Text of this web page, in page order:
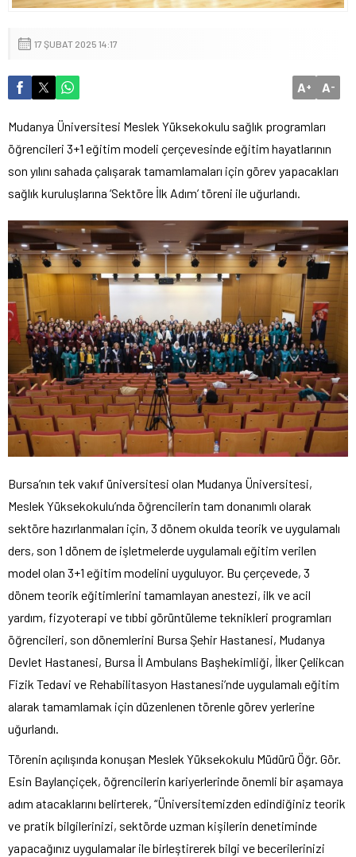
17 ŞUBAT 2025 14:17
A+ A-
Mudanya Üniversitesi Meslek Yüksekokulu sağlık programları
öğrencileri 3+1 eğitim modeli çerçevesinde eğitim hayatlarının
son yılını sahada çalışarak tamamlamaları için görev yapacakları
sağlık kuruluşlarına ‘Sektöre İlk Adım’ töreni ile uğurlandı.
Bursa’nın tek vakıf üniversitesi olan Mudanya Üniversitesi,
Meslek Yüksekokulu’nda öğrencilerin tam donanımlı olarak
sektöre hazırlanmaları için, 3 dönem okulda teorik ve uygulamalı
ders, son 1 dönem de işletmelerde uygulamalı eğitim verilen
model olan 3+1 eğitim modelini uyguluyor. Bu çerçevede, 3
dönem teorik eğitimlerini tamamlayan anestezi, ilk ve acil
yardım, fizyoterapi ve tıbbi görüntüleme teknikleri programları
öğrencileri, son dönemlerini Bursa Şehir Hastanesi, Mudanya
Devlet Hastanesi, Bursa İl Ambulans Başhekimliği, İlker Çelikcan
Fizik Tedavi ve Rehabilitasyon Hastanesi’nde uygulamalı eğitim
alarak tamamlamak için düzenlenen törenle görev yerlerine
uğurlandı.
Törenin açılışında konuşan Meslek Yüksekokulu Müdürü Öğr. Gör.
Esin Baylançiçek, öğrencilerin kariyerlerinde önemli bir aşamaya
adım atacaklarını belirterek, “Üniversitemizden edindiğiniz teorik
ve pratik bilgilerinizi, sektörde uzman kişilerin denetiminde
yapacağınız uygulamalar ile birleştirerek bilgi ve becerilerinizi